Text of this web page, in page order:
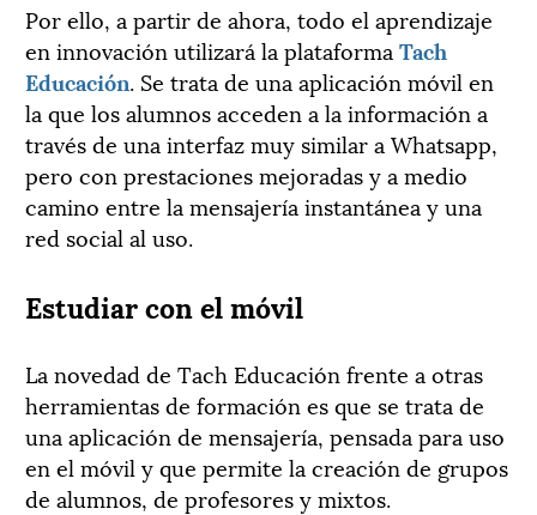
Por ello, a partir de ahora, todo el aprendizaje
en innovación utilizará la plataforma Tach
Educación. Se trata de una aplicación móvil en
la que los alumnos acceden a la información a
través de una interfaz muy similar a Whatsapp,
pero con prestaciones mejoradas y a medio
camino entre la mensajería instantánea y una
red social al uso.
Estudiar con el móvil
La novedad de Tach Educación frente a otras
herramientas de formación es que se trata de
una aplicación de mensajería, pensada para uso
en el móvil y que permite la creación de grupos
de alumnos, de profesores y mixtos.